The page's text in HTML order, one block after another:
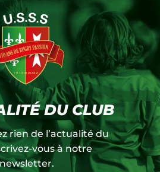
DU CLUB
rien de l’actualité du
vous à notre
newsletter.